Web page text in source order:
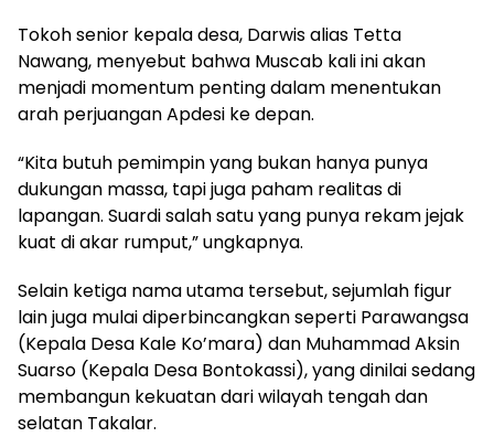
Tokoh senior kepala desa, Darwis alias Tetta
Nawang, menyebut bahwa Muscab kali ini akan
menjadi momentum penting dalam menentukan
arah perjuangan Apdesi ke depan.
“Kita butuh pemimpin yang bukan hanya punya
dukungan massa, tapi juga paham realitas di
lapangan. Suardi salah satu yang punya rekam jejak
kuat di akar rumput,” ungkapnya.
Selain ketiga nama utama tersebut, sejumlah figur
lain juga mulai diperbincangkan seperti Parawangsa
(Kepala Desa Kale Ko’mara) dan Muhammad Aksin
Suarso (Kepala Desa Bontokassi), yang dinilai sedang
membangun kekuatan dari wilayah tengah dan
selatan Takalar.